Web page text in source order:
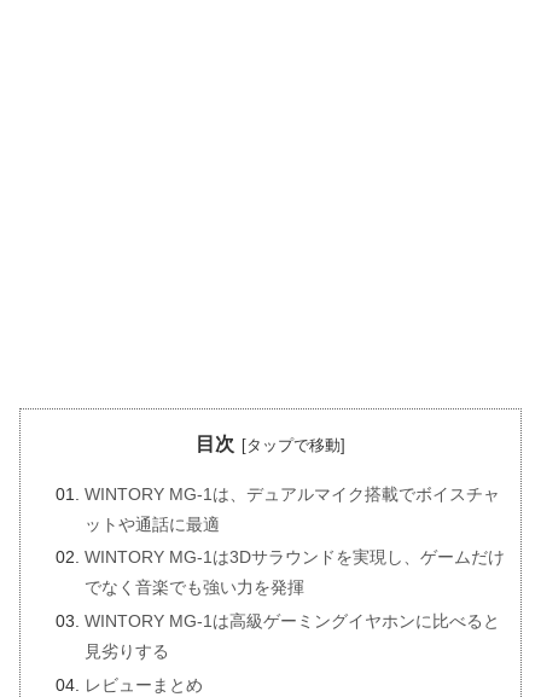
目次
WINTORY MG-1は、デュアルマイク搭載でボイスチャ
ットや通話に最適
WINTORY MG-1は3Dサラウンドを実現し、ゲームだけ
でなく音楽でも強い力を発揮
WINTORY MG-1は高級ゲーミングイヤホンに比べると
見劣りする
レビューまとめ